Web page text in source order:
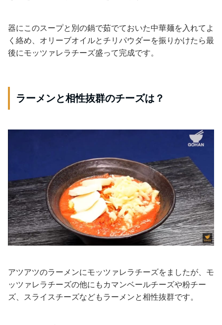
器にこのスープと別の鍋で茹でておいた中華麺を入れてよ
く絡め、オリーブオイルとチリパウダーを振りかけたら最
後にモッツァレラチーズ盛って完成です。
ラーメンと相性抜群のチーズは？
アツアツのラーメンにモッツァレラチーズをましたが、モ
ッツァレラチーズの他にもカマンベールチーズや粉チー
ズ、スライスチーズなどもラーメンと相性抜群です。